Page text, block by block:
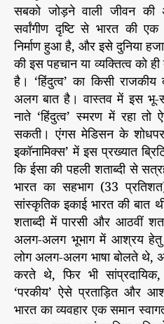
सबको जोड़ने वाली जीवन की
सर्वांगीण दृष्टि से भारत की
निर्माण हुआ है, और इसे दुनिया
की इस पहचान या व्यक्तित्व को
है। ‘हिंदुत्व’ का किसी
अलग बात है। वास्तव में इस भू-
नाते ‘हिंदुत्व’ स्मरण में रहा तो
सकती। एंगस मेडिसन के
इकॉनामिक्स’ में इस प्रख्यात
कि ईसा की पहली शताब्दी से
भारत का सहभाग (33
सांस्कृतिक इकाई भारत की बात
शताब्दी में पारसी और आठवीं
अलग-अलग भूभाग में आश्रय
लोग अलग-अलग भाषा बोलते थे,
करते थे, फिर भी
‘परकीय’ ऐसे प्रताड़ित और
भारत का व्यवहार एक समान